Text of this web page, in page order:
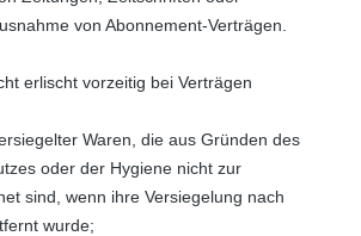
von Abonnement-Verträgen.
erlischt vorzeitig bei Verträgen
Waren, die aus Gründen des
oder der Hygiene nicht zur
sind, wenn ihre Versiegelung nach
wurde;